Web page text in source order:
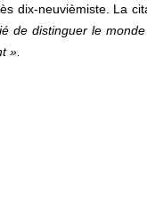
dix-neuvièmiste. La
de distinguer le
».